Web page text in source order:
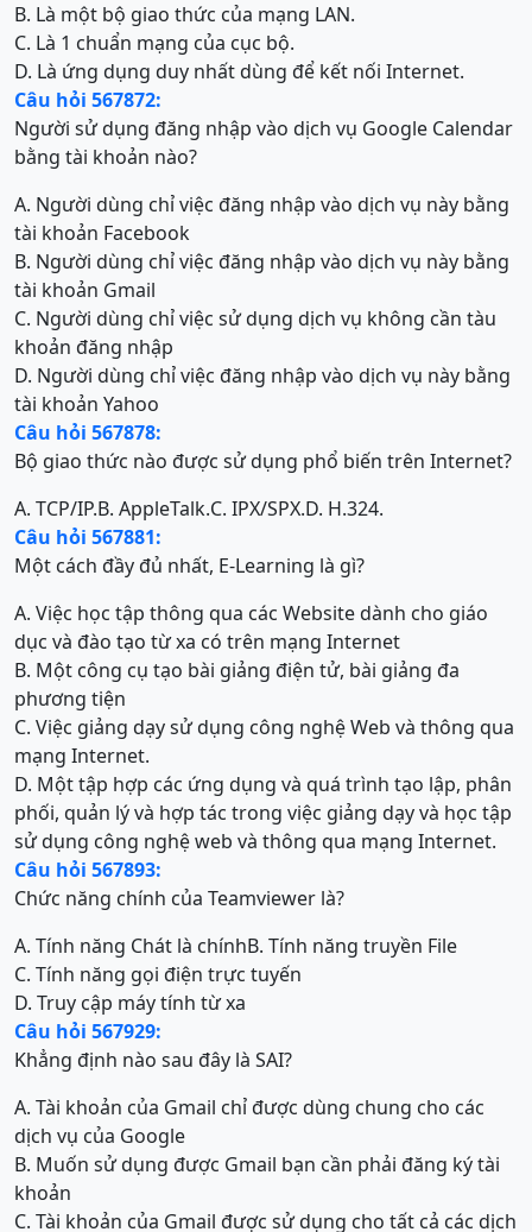
B. Là một bộ giao thức của mạng LAN.
C. Là 1 chuẩn mạng của cục bộ.
D. Là ứng dụng duy nhất dùng để kết nối Internet.
Câu hỏi 567872:
Người sử dụng đăng nhập vào dịch vụ Google Calendar
bằng tài khoản nào?
A. Người dùng chỉ việc đăng nhập vào dịch vụ này bằng
tài khoản Facebook
B. Người dùng chỉ việc đăng nhập vào dịch vụ này bằng
tài khoản Gmail
C. Người dùng chỉ việc sử dụng dịch vụ không cần tàu
khoản đăng nhập
D. Người dùng chỉ việc đăng nhập vào dịch vụ này bằng
tài khoản Yahoo
Câu hỏi 567878:
Bộ giao thức nào được sử dụng phổ biến trên Internet?
A. TCP/IP.B. AppleTalk.C. IPX/SPX.D. H.324.
Câu hỏi 567881:
Một cách đầy đủ nhất, E-Learning là gì?
A. Việc học tập thông qua các Website dành cho giáo
dục và đào tạo từ xa có trên mạng Internet
B. Một công cụ tạo bài giảng điện tử, bài giảng đa
phương tiện
C. Việc giảng dạy sử dụng công nghệ Web và thông qua
mạng Internet.
D. Một tập hợp các ứng dụng và quá trình tạo lập, phân
phối, quản lý và hợp tác trong việc giảng dạy và học tập
sử dụng công nghệ web và thông qua mạng Internet.
Câu hỏi 567893:
Chức năng chính của Teamviewer là?
A. Tính năng Chát là chínhB. Tính năng truyền File
C. Tính năng gọi điện trực tuyến
D. Truy cập máy tính từ xa
Câu hỏi 567929:
Khẳng định nào sau đây là SAI?
A. Tài khoản của Gmail chỉ được dùng chung cho các
dịch vụ của Google
B. Muốn sử dụng được Gmail bạn cần phải đăng ký tài
khoản
C. Tài khoản của Gmail được sử dụng cho tất cả các dịch